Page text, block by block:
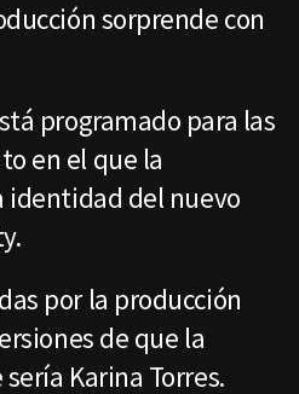
sorprende con
programado para las
en el que la
identidad del nuevo
por la producción
de que la
Karina Torres.